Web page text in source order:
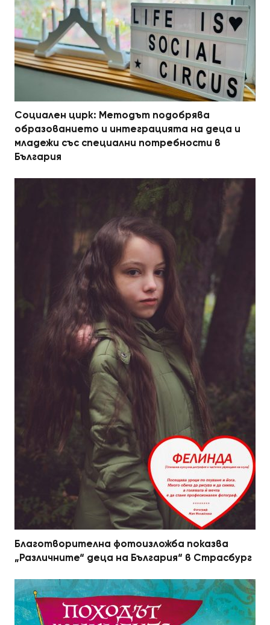
Социален цирк: Методът подобрява
образованието и интеграцията на деца и
младежи със специални потребности в
България
Благотворителна фотоизложба показва
„Различните“ деца на България“ в Страсбург